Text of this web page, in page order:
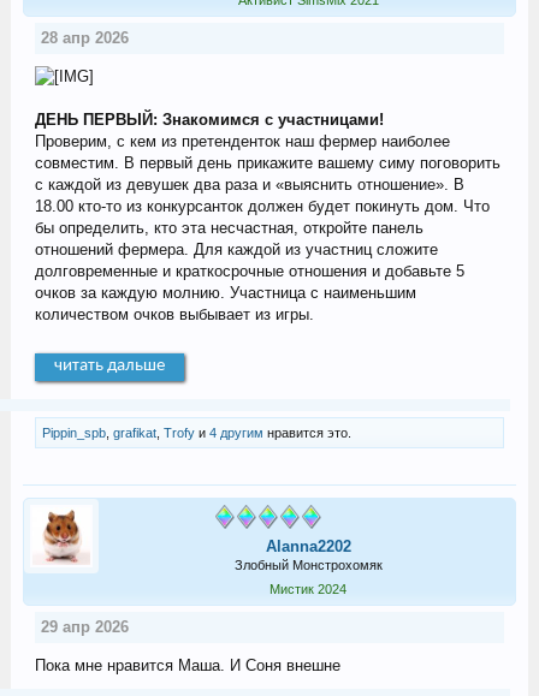
28 апр 2026
ДЕНЬ ПЕРВЫЙ: Знакомимся с участницами!
Проверим, с кем из претенденток наш фермер наиболее
совместим. В первый день прикажите вашему симу поговорить
с каждой из девушек два раза и «выяснить отношение». В
18.00 кто-то из конкурсанток должен будет покинуть дом. Что
бы определить, кто эта несчастная, откройте панель
отношений фермера. Для каждой из участниц сложите
долговременные и краткосрочные отношения и добавьте 5
очков за каждую молнию. Участница с наименьшим
количеством очков выбывает из игры.
читать дальше
Pippin_spb, grafikat, Trofyи 4 другим нравится это.
Alanna2202
Злобный Монстрохомяк
Мистик 2024
29 апр 2026
Пока мне нравится Маша. И Соня внешне